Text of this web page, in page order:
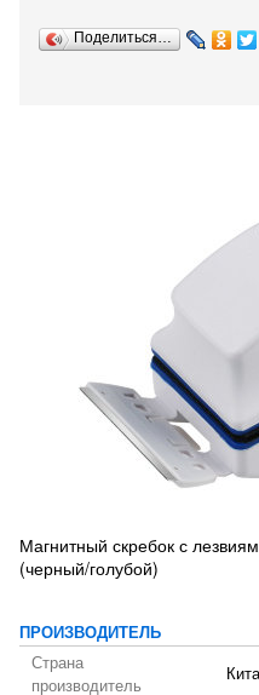
Поделиться…
Магнитный скребок с
(черный/голубой)
ПРОИЗВОДИТЕЛЬ
Страна
производитель